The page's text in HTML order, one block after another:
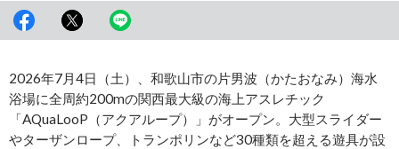
2026年7月4日（土）、和歌山市の片男波（かたおなみ）海水
浴場に全周約200mの関西最大級の海上アスレチック
「AQuaLooP（アクアループ）」がオープン。大型スライダー
やターザンロープ、トランポリンなど30種類を超える遊具が設